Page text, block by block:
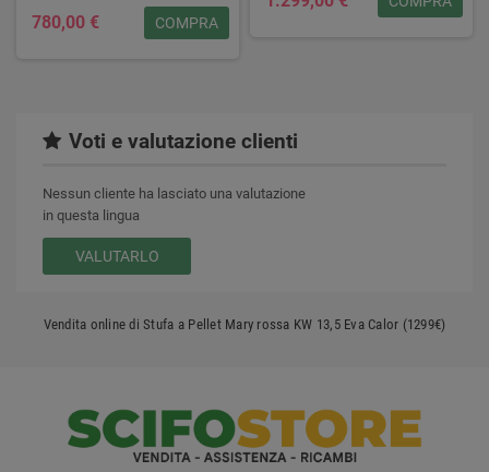
780,00 € COMPRA
Voti e valutazione clienti
Nessun cliente ha lasciato una valutazione
in questa lingua
VALUTARLO
Vendita online di Stufa a Pellet Mary rossa KW 13,5 Eva Calor (1299€)